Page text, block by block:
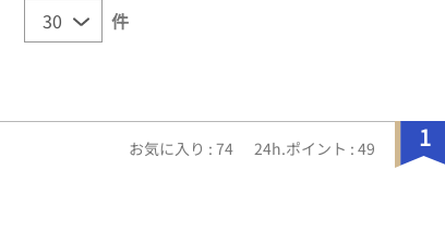
件
1
お気に入り : 74 24h.ポイント : 49